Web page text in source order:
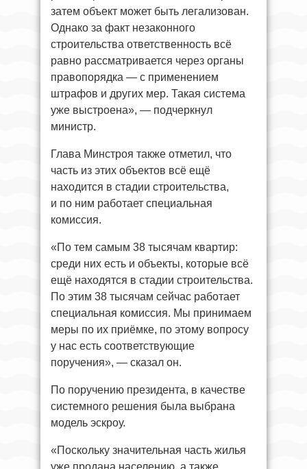
затем объект может быть легализован.
Однако за факт незаконного
строительства ответственность всё
равно рассматривается через органы
правопорядка — с применением
штрафов и других мер. Такая система
уже выстроена», — подчеркнул
министр.
Глава Минстроя также отметил, что
часть из этих объектов всё ещё
находится в стадии строительства,
и по ним работает специальная
комиссия.
«По тем самым 38 тысячам квартир:
среди них есть и объекты, которые всё
ещё находятся в стадии строительства.
По этим 38 тысячам сейчас работает
специальная комиссия. Мы принимаем
меры по их приёмке, по этому вопросу
у нас есть соответствующие
поручения», — сказал он.
По поручению президента, в качестве
системного решения была выбрана
модель эскроу.
«Поскольку значительная часть жилья
уже продана населению, а также